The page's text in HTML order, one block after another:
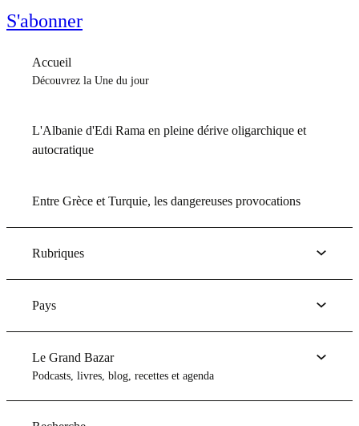
S'abonner
Accueil
Découvrez la Une du jour
L'Albanie d'Edi Rama en pleine dérive oligarchique et
autocratique
Entre Grèce et Turquie, les dangereuses provocations
Rubriques
Pays
Le Grand Bazar
Podcasts, livres, blog, recettes et agenda